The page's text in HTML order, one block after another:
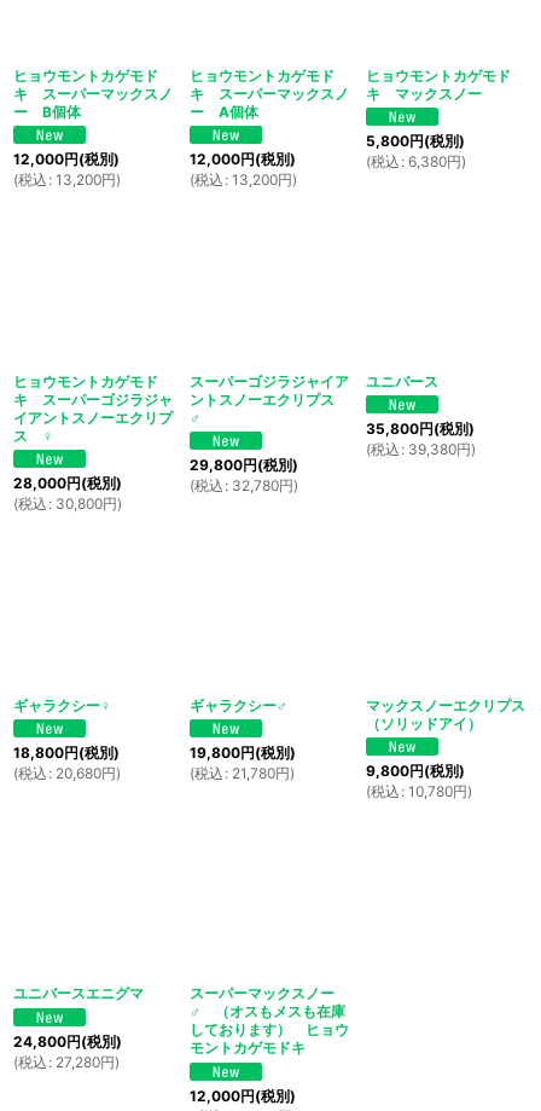
ヒョウモントカゲモド
キ スーパーマックスノ
ー B個体
12,000円(税別)
(税込 : 13,200円)
ヒョウモントカゲモド
キ スーパーマックスノ
ー A個体
12,000円(税別)
(税込 : 13,200円)
ヒョウモントカゲモド
キ マックスノー
5,800円(税別)
(税込 : 6,380円)
ヒョウモントカゲモド
キ スーパーゴジラジャ
イアントスノーエクリプ
ス ♀
28,000円(税別)
(税込 : 30,800円)
スーパーゴジラジャイア
ントスノーエクリプス
♂
29,800円(税別)
(税込 : 32,780円)
ユニバース
35,800円(税別)
(税込 : 39,380円)
ギャラクシー♀
18,800円(税別)
(税込 : 20,680円)
ギャラクシー♂
19,800円(税別)
(税込 : 21,780円)
マックスノーエクリプス
（ソリッドアイ）
9,800円(税別)
(税込 : 10,780円)
ユニバースエニグマ
24,800円(税別)
(税込 : 27,280円)
スーパーマックスノー
♂ （オスもメスも在庫
しております） ヒョウ
モントカゲモドキ
12,000円(税別)